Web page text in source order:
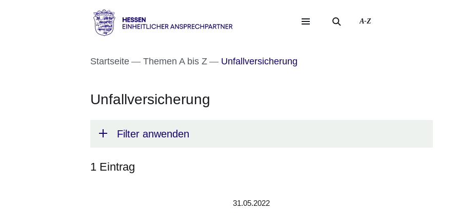
Direkt zum Kopf der Seite
Direkt zum Inhalt
Direkt zum Fuß der Seite
-
Einheitlicher
A-Z
Startseite Themen A bis Z Unfallversicherung
Unfallversicherung
Filter anwenden
1 Eintrag
31.05.2022